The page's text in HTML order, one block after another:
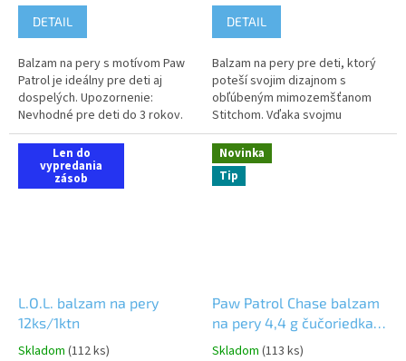
DETAIL
Balzam na pery s motívom Paw
Patrol je ideálny pre deti aj
dospelých. Upozornenie:
Nevhodné pre deti do 3 rokov.
Môže obsahovať malé časti,
hrozí riziko udusenia.
Odporúča...
DETAIL
Balzam na pery pre deti, ktorý
poteší svojim dizajnom s
obľúbeným mimozemšťanom
Stitchom. Vďaka svojmu
zloženiu chráni, hydratuje,
upokojuje a regeneruje citlivú
pokožku...
Len do
vypredania
zásob
L.O.L. balzam na pery
12ks/1ktn
Skladom (112 ks)
Novinka
Tip
Paw Patrol Chase balzam
na pery 4,4 g čučoriedka
24ks/1ktn
Skladom (113 ks)